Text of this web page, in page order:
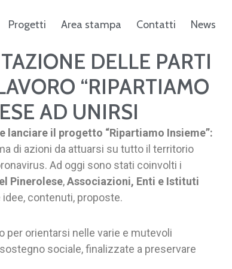
Progetti Area stampa Contatti News
DELLE PARTI
“RIPARTIAMO
AD UNIRSI
lanciare il progetto “Ripartiamo Insieme”:
di azioni da attuarsi su tutto il territorio
Ad oggi sono stati coinvolti i
Pinerolese,Associazioni, Enti e Istituti
contenuti, proposte.
per orientarsi nelle varie e mutevoli
sociale, finalizzate a preservare